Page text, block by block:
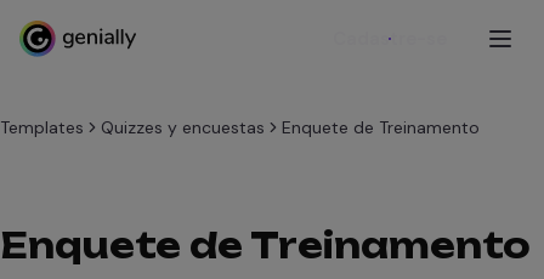
Cadastre-se
Templates Quizzes y encuestas Enquete de Treinamento
Enquete de Treinamento